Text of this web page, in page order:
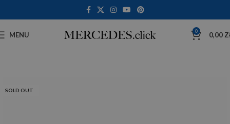
MENU 0 0,00
SOLD OUT